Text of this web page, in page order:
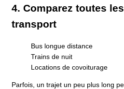
4. Comparez toutes
transport
Bus longue distance
Trains de nuit
Locations de covoiturage
Parfois, un trajet un peu plus long